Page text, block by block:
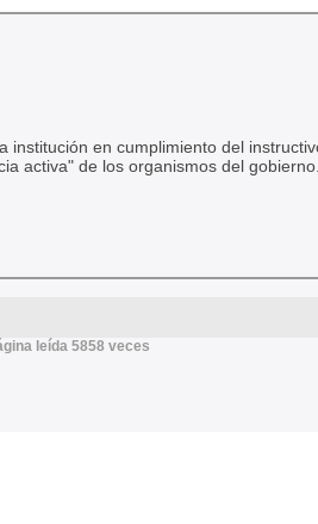
institución en cumplimiento del
activa" de los organismos del gobierno.
leída 5858 veces